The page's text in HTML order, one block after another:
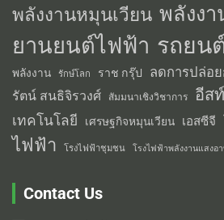
พลังงานหมุนเวียน พลังง
ยานยนต์ไฟฟ้า รถยน
พลังงาน
รักษ์โลก ราช กรุ๊ป ลดการปล่อ
รัตน์ สนธิจิรวงศ์
สัมมนาเชิงวิชาการ อีส
เทคโนโลยี เศรษฐกิจหมุนเวียน เอสซีจี
ไฟฟ้า
โรงไฟฟ้าชุมชน โรงไฟฟ้าพลังงานแสงอ
Contact Us